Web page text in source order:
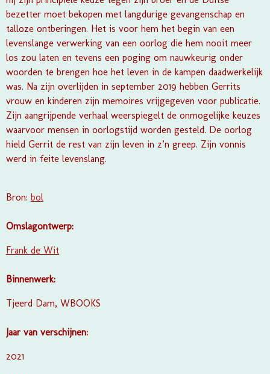
bezetter moet bekopen met langdurige gevangenschap en
talloze ontberingen. Het is voor hem het begin van een
levenslange verwerking van een oorlog die hem nooit meer
los zou laten en tevens een poging om nauwkeurig onder
woorden te brengen hoe het leven in de kampen daadwerkelijk
was. Na zijn overlijden in september 2019 hebben Gerrits
vrouw en kinderen zijn memoires vrijgegeven voor publicatie.
Zijn aangrijpende verhaal weerspiegelt de onmogelijke keuzes
waarvoor mensen in oorlogstijd worden gesteld. De oorlog
hield Gerrit de rest van zijn leven in z’n greep. Zijn vonnis
werd in feite levenslang.
Bron: bol
Omslagontwerp:
Frank de Wit
Binnenwerk:
Tjeerd Dam, WBOOKS
Jaar van verschijnen:
2021